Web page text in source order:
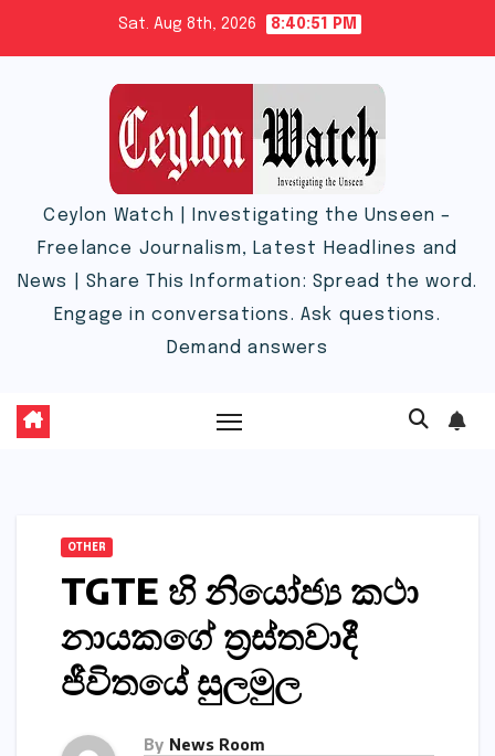
Sat. Aug 8th, 2026 8:40:52 PM
Ceylon Watch | Investigating the Unseen –
Freelance Journalism, Latest Headlines and
News | Share This Information: Spread the word.
Engage in conversations. Ask questions.
Demand answers
OTHER
TGTE හි නි‍යෝජ්‍ය කථා
නායකගේ ත්‍රස්තවාදී
ජීවිතයේ සුලමුල
By News Room